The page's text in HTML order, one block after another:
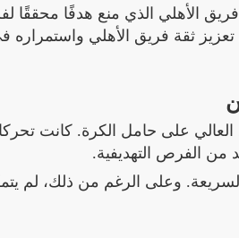
الأهلي الذي منع هدفًا محققًا
ثقة فريق الأهلي واستمراره
على حامل الكرة. كانت
من الفرص التهديفية.
وعلى الرغم من ذلك، لم